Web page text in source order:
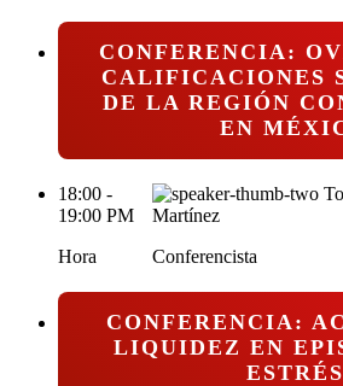
CONFERENCIA:
CALIFICACIONES
DE LA REGIÓN
EN
18:00 -
19:00 PM
Martínez
Hora
Conferencista
CONFERENCIA:
LIQUIDEZ EN
ESTRÉS